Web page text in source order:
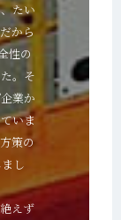
たい
から
性の
。そ
業か
いま
策の
し
えず